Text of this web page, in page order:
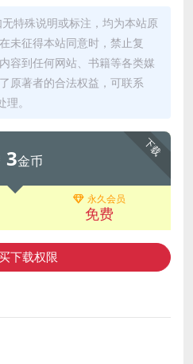
特殊说明或标注，均为本站原
未征得本站同意时，禁止复
容到任何网站、书籍等各类媒
原著者的合法权益，可联系
。
下载
3金币
永久会员
免费
下载权限